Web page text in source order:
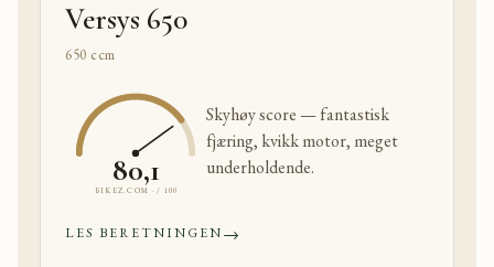
Versys 650
650 ccm
80,1
BIKEZ.COM · / 100
Skyhøy score — fantastisk
fjæring, kvikk motor, meget
underholdende.
LES BERETNINGEN→